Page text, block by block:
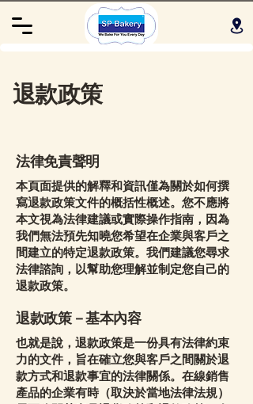
退款政策
法律免責聲明
本頁面提供的解釋和資訊僅為關於如何撰
寫退款政策文件的概括性概述。您不應將
本文視為法律建議或實際操作指南，因為
我們無法預先知曉您希望在企業與客戶之
間建立的特定退款政策。我們建議您尋求
法律諮詢，以幫助您理解並制定您自己的
退款政策。
退款政策－基本內容
也就是說，退款政策是一份具有法律約束
力的文件，旨在確立您與客戶之間關於退
款方式和退款事宜的法律關係。在線銷售
產品的企業有時（取決於當地法律法規）